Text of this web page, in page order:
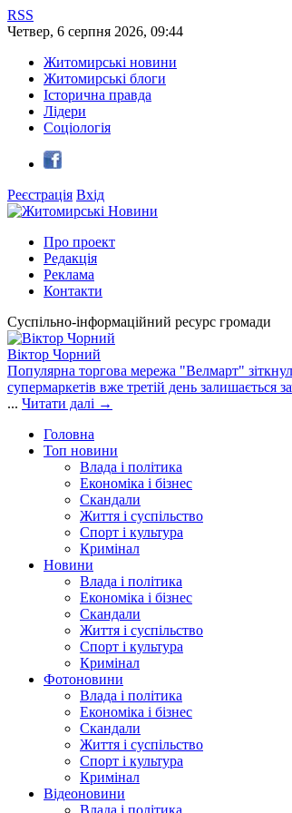
RSS
Четвер, 6 серпня 2026, 09:44
Житомирські новини
Житомирські блоги
Історична правда
Лідери
Соціологія
Реєстрація Вхід
Про проект
Редакція
Реклама
Контакти
Суспільно-інформаційний ресурс громади
Віктор Чорний
Популярна торгова мережа "Велмарт"
супермаркетів вже третій день
... Читати далі →
Головна
Топ новини
Влада і політика
Економіка і бізнес
Скандали
Життя і суспільство
Спорт і культура
Кримінал
Новини
Влада і політика
Економіка і бізнес
Скандали
Життя і суспільство
Спорт і культура
Кримінал
Фотоновини
Влада і політика
Економіка і бізнес
Скандали
Життя і суспільство
Спорт і культура
Кримінал
Відеоновини
Влада і політика